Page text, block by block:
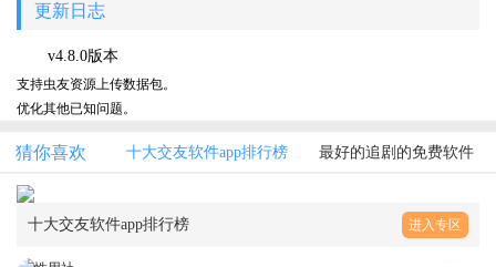
更新日志
v4.8.0版本
支持虫友资源上传数据包。
优化其他已知问题。
猜你喜欢 十大交友软件app排行榜 最好的追剧的免费软件
十大交友软件app排行榜 进入专区